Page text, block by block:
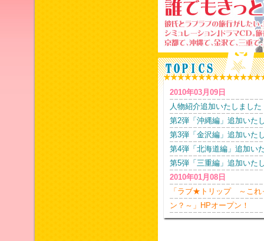
2010年03月09日
人物紹介追加いたしました
第2弾「沖縄編」追加いた
第3弾「金沢編」追加いた
第4弾「北海道編」追加い
第5弾「三重編」追加いた
2010年01月08日
「ラブ★トリップ ～これ
ン？～」HPオープン！